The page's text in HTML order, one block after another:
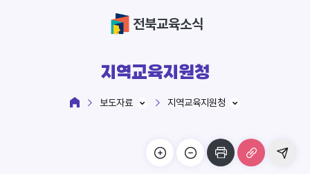
전북교육소식
지역교육지원청
보도자료 지역교육지원청